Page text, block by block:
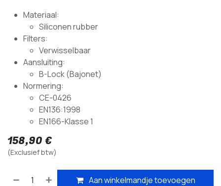
Materiaal:
Siliconen rubber
Filters:
Verwisselbaar
Aansluiting:
B-Lock (Bajonet)
Normering:
CE-0426
EN136:1998
EN166-Klasse 1
158,90 €
(Exclusief btw)
Aan winkelmandje toevoegen